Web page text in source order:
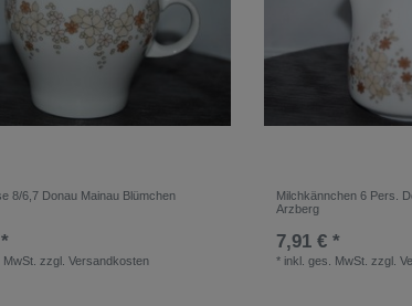
8/6,7 Donau Mainau Blümchen
zzgl.Versandkosten
Milchkännchen 6 Pers.
Arzberg
7,91 € *
* inkl. ges. MwSt. zzgl.